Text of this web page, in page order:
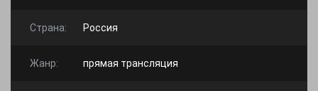
Страна: Россия
Жанр: прямая трансляция